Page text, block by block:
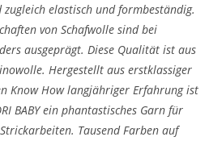
elastisch und formbeständig.
von Schafwolle sind bei
ausgeprägt. Diese Qualität ist aus
Hergestellt aus erstklassiger
Know How langjähriger Erfahrung ist
BABY ein phantastisches Garn für
Tausend Farben auf